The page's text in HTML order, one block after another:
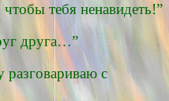
тебя ненавидеть!”
друга…”
разговариваю с